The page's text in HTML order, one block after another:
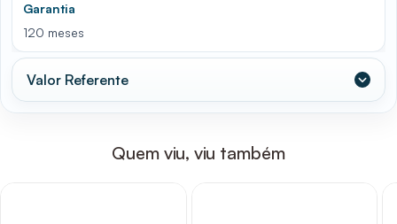
Garantia
120 meses
Valor Referente
Quem viu, viu também